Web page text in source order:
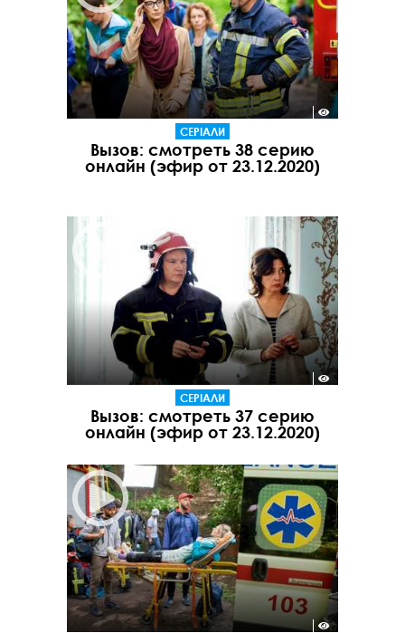
СЕРІАЛИ
Вызов: смотреть 38 серию
онлайн (эфир от 23.12.2020)
СЕРІАЛИ
Вызов: смотреть 37 серию
онлайн (эфир от 23.12.2020)